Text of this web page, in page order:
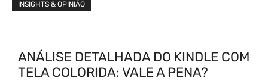
INSIGHTS & OPINIÃO
ANÁLISE DETALHADA DO KINDLE COM
TELA COLORIDA: VALE A PENA?